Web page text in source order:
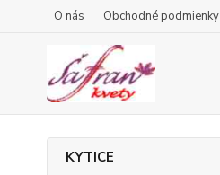
O nás Obchodné podmienky
KYTICE